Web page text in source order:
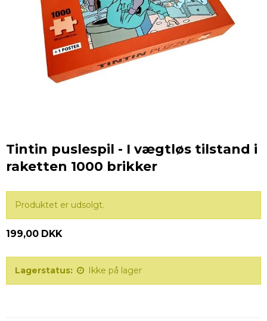
Tintin puslespil - I vægtløs tilstand i
raketten 1000 brikker
Produktet er udsolgt.
199,00 DKK
Lagerstatus: Ikke på lager